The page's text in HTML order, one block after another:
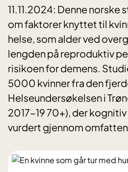
11.11.2024: Denne
om faktorer knyttet til
helse, som alder ved
lengden på reproduktiv
risikoen for demens.
5000 kvinner fra den
Helseundersøkelsen i
2017-19 70+), der
vurdert gjennom